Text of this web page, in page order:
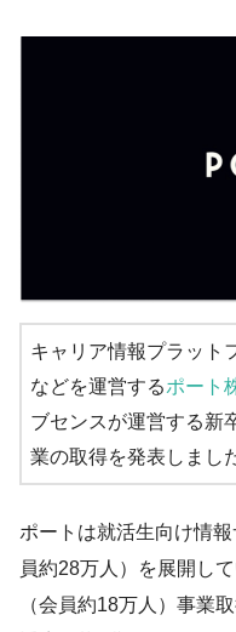
キャリア情報プラット
などを運営するポート
ブセンスが運営する新
業の取得を発表しまし
ポートは就活生向け情
員約28万人）を展開し
（会員約18万人）事業